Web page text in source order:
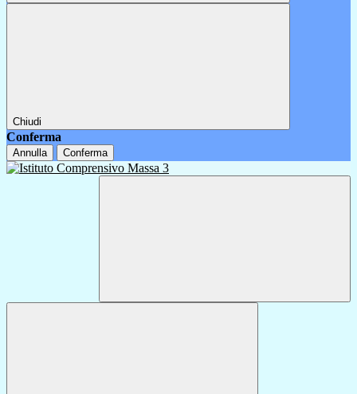
Chiudi
Conferma
Annulla Conferma